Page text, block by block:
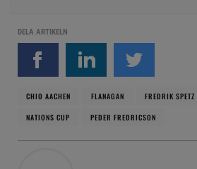
DELA ARTIKELN
CHIO AACHEN FLANAGAN FREDRIK SPETZ
NATIONS CUP
PEDER FREDRICSON